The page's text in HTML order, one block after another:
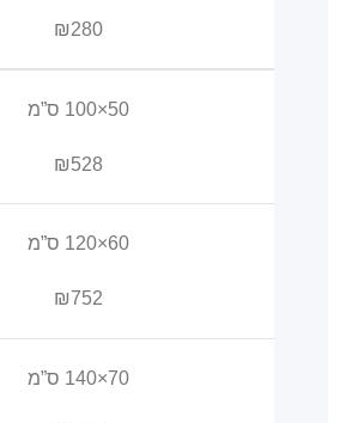
₪280
50×100 ס”מ
₪528
60×120 ס”מ
₪752
70×140 ס”מ